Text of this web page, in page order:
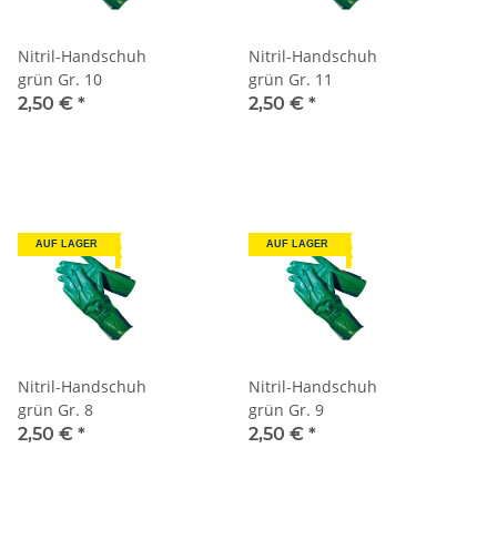
Nitril-Handschuh
grün Gr. 10
2,50 € *
Nitril-Handschuh
grün Gr. 11
2,50 € *
AUF LAGER
Nitril-Handschuh
grün Gr. 8
2,50 € *
AUF LAGER
Nitril-Handschuh
grün Gr. 9
2,50 € *